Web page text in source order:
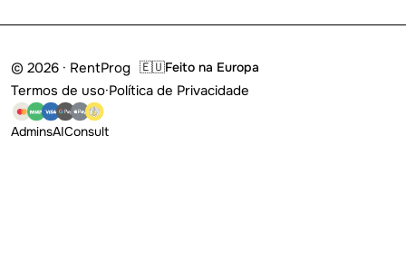
© 2026 · RentProg 🇪🇺Feito na Europa
Termos de uso·Política de Privacidade
AdminsAIConsult